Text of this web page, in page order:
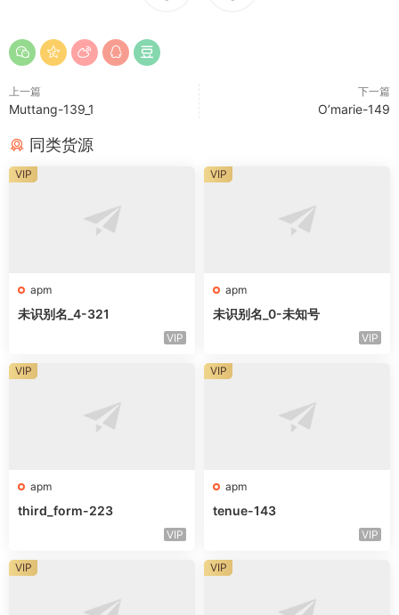
上一篇
Muttang-139_1
下一篇
O’marie-149
同类货源
apm
未识别名_4-321
VIP
VIP
apm
未识别名_0-未知号
VIP
VIP
apm
third_form-223
VIP
VIP
apm
tenue-143
VIP
VIP
VIP VIP